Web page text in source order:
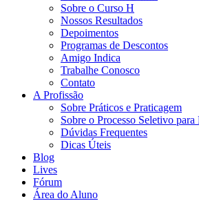
Sobre o Curso H
Nossos Resultados
Depoimentos
Programas de Descontos
Amigo Indica
Trabalhe Conosco
Contato
A Profissão
Sobre Práticos e Praticagem
Sobre o Processo Seletivo
Dúvidas Frequentes
Dicas Úteis
Blog
Lives
Fórum
Área do Aluno